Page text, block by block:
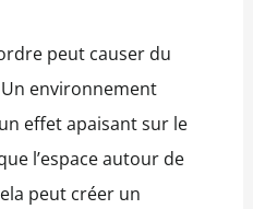
peut causer du
environnement
effet apaisant sur le
l’espace autour de
peut créer un